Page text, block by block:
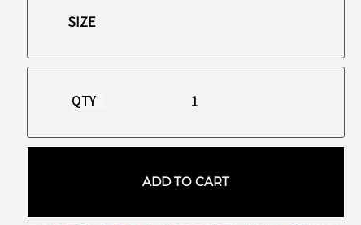
QTY
ADD TO CART